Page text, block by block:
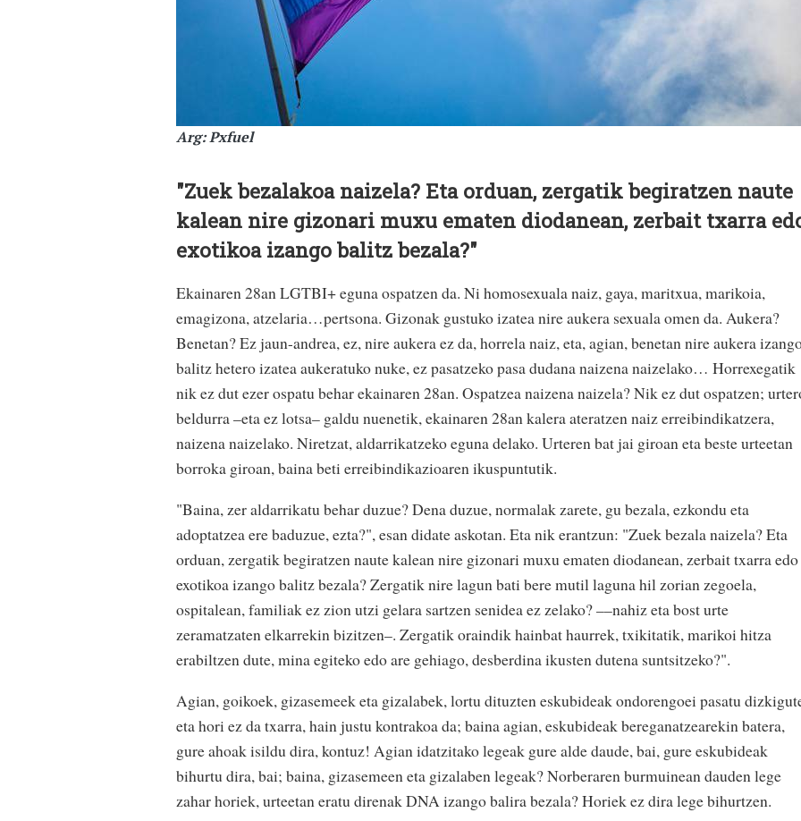
Arg: Pxfuel
"Zuek bezalakoa naizela? Eta orduan, zergatik begiratzen naute
kalean nire gizonari muxu ematen diodanean, zerbait txarra
exotikoa izango balitz bezala?"
Ekainaren 28an LGTBI+ eguna ospatzen da. Ni homosexuala naiz, gaya, maritxua, marikoia,
emagizona, atzelaria…pertsona. Gizonak gustuko izatea nire aukera sexuala omen da. Aukera?
Benetan? Ez jaun-andrea, ez, nire aukera ez da, horrela naiz, eta, agian, benetan nire aukera
balitz hetero izatea aukeratuko nuke, ez pasatzeko pasa dudana naizena naizelako… Horrexegatik
nik ez dut ezer ospatu behar ekainaren 28an. Ospatzea naizena naizela? Nik ez dut ospatzen;
beldurra –eta ez lotsa– galdu nuenetik, ekainaren 28an kalera ateratzen naiz erreibindikatzera,
naizena naizelako. Niretzat, aldarrikatzeko eguna delako. Urteren bat jai giroan eta beste urteetan
borroka giroan, baina beti erreibindikazioaren ikuspuntutik.
"Baina, zer aldarrikatu behar duzue? Dena duzue, normalak zarete, gu bezala, ezkondu eta
adoptatzea ere baduzue, ezta?", esan didate askotan. Eta nik erantzun: "Zuek bezala naizela? Eta
orduan, zergatik begiratzen naute kalean nire gizonari muxu ematen diodanean, zerbait txarra edo
exotikoa izango balitz bezala? Zergatik nire lagun bati bere mutil laguna hil zorian zegoela,
ospitalean, familiak ez zion utzi gelara sartzen senidea ez zelako? ––nahiz eta bost urte
zeramatzaten elkarrekin bizitzen–. Zergatik oraindik hainbat haurrek, txikitatik, marikoi hitza
erabiltzen dute, mina egiteko edo are gehiago, desberdina ikusten dutena suntsitzeko?".
Agian, goikoek, gizasemeek eta gizalabek, lortu dituzten eskubideak ondorengoei pasatu
eta hori ez da txarra, hain justu kontrakoa da; baina agian, eskubideak bereganatzearekin batera,
gure ahoak isildu dira, kontuz! Agian idatzitako legeak gure alde daude, bai, gure eskubideak
bihurtu dira, bai; baina, gizasemeen eta gizalaben legeak? Norberaren burmuinean dauden lege
zahar horiek, urteetan eratu direnak DNA izango balira bezala? Horiek ez dira lege bihurtzen.